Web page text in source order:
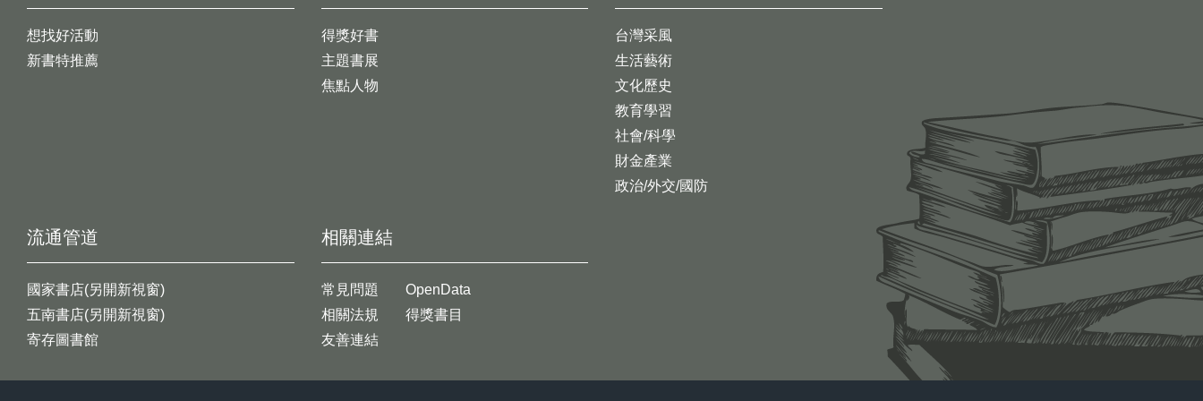
想找好活動
新書特推薦
台灣采風
生活藝術
文化歷史
教育學習
社會/科學
財金產業
政治/外交/國防
得獎好書
主題書展
焦點人物
流通管道
國家書店(另開新視窗)
五南書店(另開新視窗)
寄存圖書館
相關連結
常見問題
相關法規
友善連結
OpenData
得獎書目